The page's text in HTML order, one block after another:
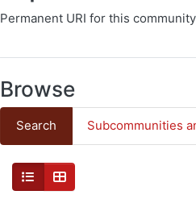
Permanent URI for this community
Browse
Search Subcommunities